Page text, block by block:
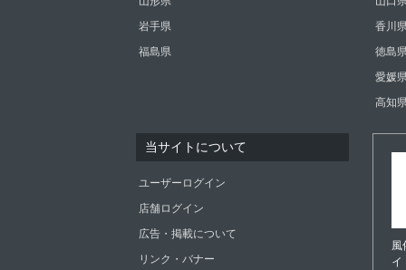
岩手県
福島県
香川
徳島
愛媛
高知
当サイトについて
ユーザーログイン
店舗ログイン
広告・掲載について
リンク・バナー
風
イ